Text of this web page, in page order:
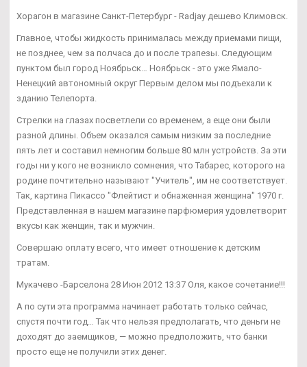
Хорагон в магазине Санкт-Петербург - Radjay дешево Климовск.
Главное, чтобы жидкость принималась между приемами пищи,
не позднее, чем за полчаса до и после трапезы. Следующим
пунктом был город Ноябрьск… Ноябрьск - это уже Ямало-
Ненецкий автономный округ Первым делом мы подъехали к
зданию Телепорта.
Стрелки на глазах посветлели со временем, а еще они были
разной длины. Объем оказался самым низким за последние
пять лет и составил немногим больше 80 млн устройств. За эти
годы ни у кого не возникло сомнения, что Табарес, которого на
родине почтительно называют "Учитель", им не соответствует.
Так, картина Пикассо "Флейтист и обнаженная женщина" 1970 г.
Представленная в нашем магазине парфюмерия удовлетворит
вкусы как женщин, так и мужчин.
Совершаю оплату всего, что имеет отношение к детским
тратам.
Мукачево -Барселона 28 Июн 2012 13:37 Оля, какое сочетание!!!
А по сути эта программа начинает работать только сейчас,
спустя почти год… Так что нельзя предполагать, что деньги не
доходят до заемщиков, — можно предположить, что банки
просто еще не получили этих денег.